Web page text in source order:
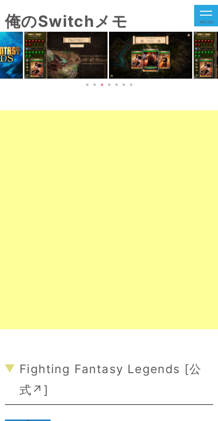
俺のSwitchメモ MENU
Fighting Fantasy Legends [公
式↗ ]